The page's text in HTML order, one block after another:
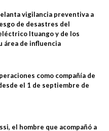
vigilancia preventiva a
de desastres del
Ituango y de los
área de influencia
como compañía de
el 1 de septiembre de
el hombre que acompañó a